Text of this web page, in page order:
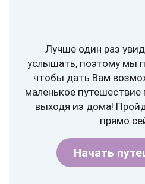
Лучше один раз
услышать, поэтому мы
чтобы дать Вам
маленькое
выходя из дома!
прямо
Начать